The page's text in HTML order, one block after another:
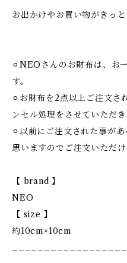
お出かけやお買い物がきっ
⚪︎NEOさんのお財布は、お
す。
⚪︎お財布を2点以上ご注文さ
ンセル処理をさせていただき
⚪︎以前にご注文された事が
思いますのでご注文いただけ
【 brand 】
NEO
【 size 】
約10cm×10cm